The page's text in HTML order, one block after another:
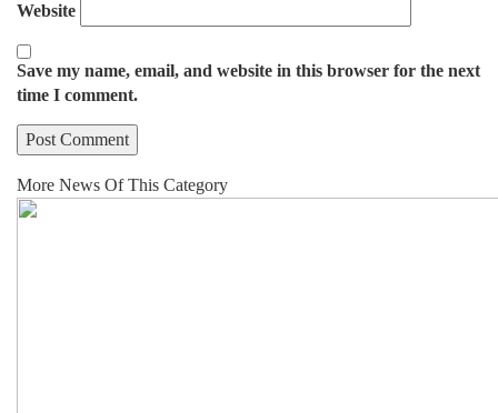
Website
Save my name, email, and website in this browser for the next
time I comment.
More News Of This Category